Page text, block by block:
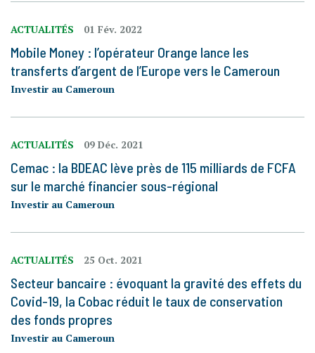
ACTUALITÉS 01 Fév. 2022
Mobile Money : l’opérateur Orange lance les
transferts d’argent de l’Europe vers le Cameroun
Investir au Cameroun
ACTUALITÉS 09 Déc. 2021
Cemac : la BDEAC lève près de 115 milliards de FCFA
sur le marché financier sous-régional
Investir au Cameroun
ACTUALITÉS 25 Oct. 2021
Secteur bancaire : évoquant la gravité des effets du
Covid-19, la Cobac réduit le taux de conservation
des fonds propres
Investir au Cameroun